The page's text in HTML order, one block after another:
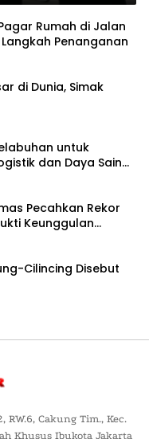
Rumah di Jalan
Penanganan
di Dunia, Simak
untuk
dan Daya Saing
Pecahkan Rekor
Keunggulan
Cilincing Disebut
Cakung Tim., Kec.
Khusus Ibukota Jakarta